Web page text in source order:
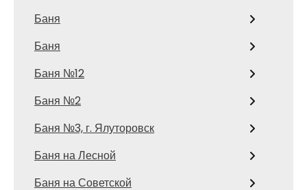
Баня
Баня
Баня №12
Баня №2
Баня №3, г. Ялуторовск
Баня на Лесной
Баня на Советской